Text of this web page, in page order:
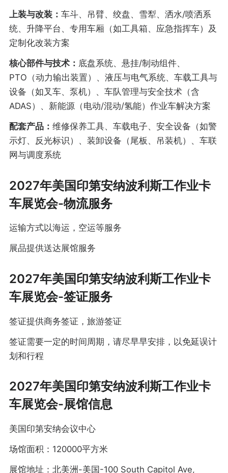
上装与改装： 车斗、吊臂、绞盘、雪犁、洒水/喷洒系
统、升降平台、专用车厢（如工具箱、应急指挥车）及
定制化改装方案
核心部件与技术： 底盘系统、悬挂/制动组件、
PTO（动力输出装置）、液压与电气系统、车载工具与
设备（如叉车、泵机）、车队管理与安全技术（含
ADAS）、新能源（电动/混动/氢能）作业车解决方案
配套产品： 维修保养工具、车载电子、安全设备（如警
示灯、反光标识）、装卸设备（尾板、吊装机）、车联
网与调度系统
2027年美国印第安纳波利斯工作业卡
车展览会-物流服务
运输方式以海运，空运等服务
展品提供送达展馆服务
2027年美国印第安纳波利斯工作业卡
车展览会-签证服务
签证提供商务签证，旅游签证
签证需要一定的时间周期，请尽早早安排，以免延误计
划和行程
2027年美国印第安纳波利斯工作业卡
车展览会-展馆信息
美国印第安纳会议中心
场馆面积：120000平方米
展馆地址：北美洲-美国-100 South Capitol Ave,